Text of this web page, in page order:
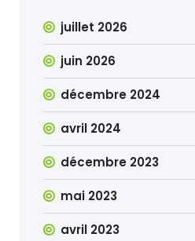
juillet 2026
juin 2026
décembre 2024
avril 2024
décembre 2023
mai 2023
avril 2023